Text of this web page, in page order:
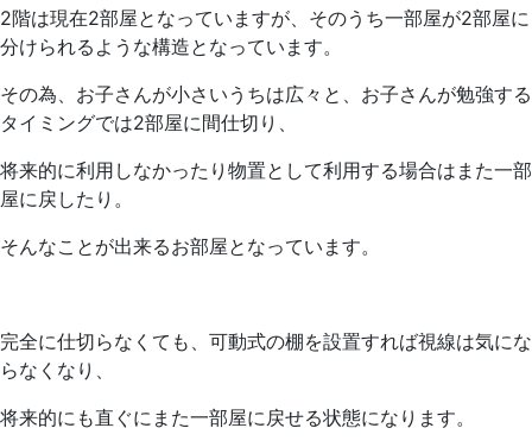
2階は現在2部屋となっていますが、そのうち一部屋が2部屋に
分けられるような構造となっています。
その為、お子さんが小さいうちは広々と、お子さんが勉強する
タイミングでは2部屋に間仕切り、
将来的に利用しなかったり物置として利用する場合はまた一部
屋に戻したり。
そんなことが出来るお部屋となっています。
完全に仕切らなくても、可動式の棚を設置すれば視線は気にな
らなくなり、
将来的にも直ぐにまた一部屋に戻せる状態になります。